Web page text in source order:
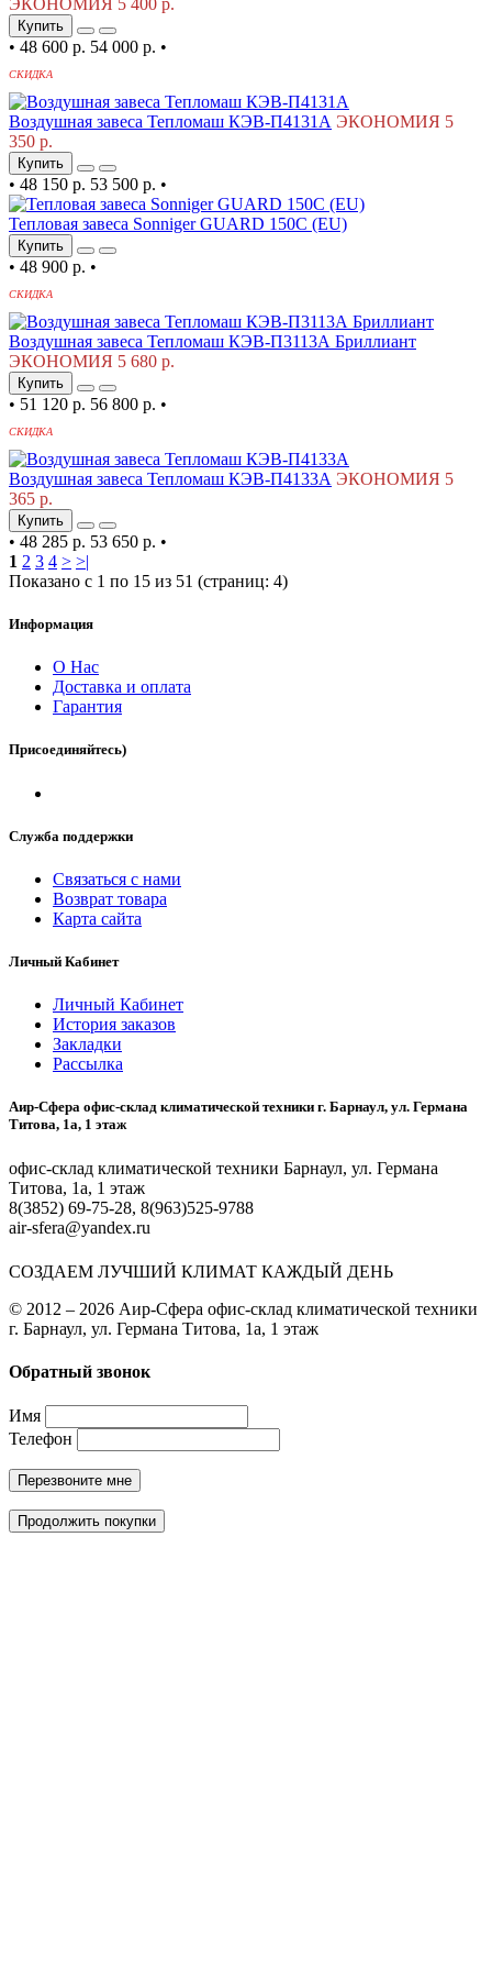
Купить
• 48 600 р. 54 000 р. •
СКИДКА
Воздушная завеса Тепломаш КЭВ-П4131А ЭКОНОМИЯ 5
350 р.
Купить
• 48 150 р. 53 500 р. •
Тепловая завеса Sonniger GUARD 150C (EU)
Купить
• 48 900 р. •
СКИДКА
Воздушная завеса Тепломаш КЭВ-П3113А Бриллиант
ЭКОНОМИЯ 5 680 р.
Купить
• 51 120 р. 56 800 р. •
СКИДКА
Воздушная завеса Тепломаш КЭВ-П4133А ЭКОНОМИЯ 5
365 р.
Купить
• 48 285 р. 53 650 р. •
1 2 3 4 > >|
Показано с 1 по 15 из 51 (страниц: 4)
Информация
О Нас
Доставка и оплата
Гарантия
Присоединяйтесь)
Служба поддержки
Связаться с нами
Возврат товара
Карта сайта
Личный Кабинет
Личный Кабинет
История заказов
Закладки
Рассылка
Аир-Сфера офис-склад климатической техники г. Барнаул, ул. Германа
Титова, 1а, 1 этаж
офис-склад климатической техники Барнаул, ул. Германа
Титова, 1а, 1 этаж
8(3852) 69-75-28, 8(963)525-9788
air-sfera@yandex.ru
СОЗДАЕМ ЛУЧШИЙ КЛИМАТ КАЖДЫЙ ДЕНЬ
© 2012 – 2026 Аир-Сфера офис-склад климатической техники
г. Барнаул, ул. Германа Титова, 1а, 1 этаж
Обратный звонок
Имя
Телефон
Перезвоните мне
Продолжить покупки